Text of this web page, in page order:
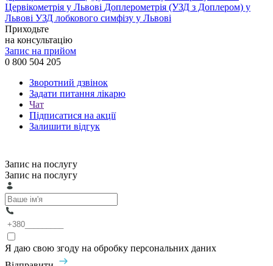
Цервікометрія у Львові Доплерометрія (УЗД з Доплером) у
Львові УЗД лобкового симфізу у Львові
Приходьте
на консультацію
Запис на прийом
0 800 504 205
Зворотний дзвінок
Задати питання лікарю
Чат
Підписатися на акції
Залишити відгук
Запис на послугу
Запис на послугу
Я даю свою згоду на обробку персональних даних